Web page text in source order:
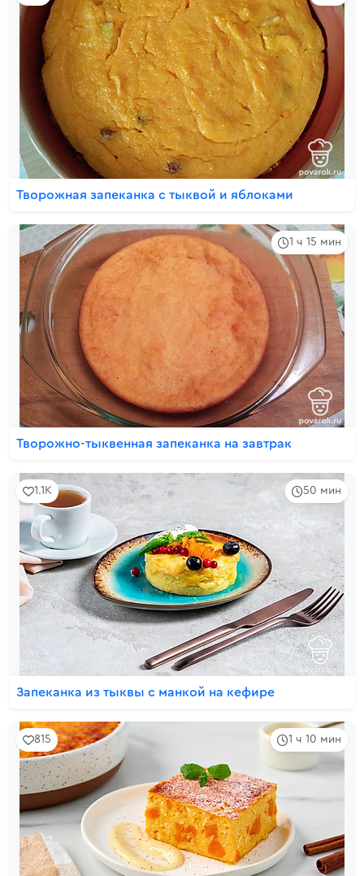
Творожная запеканка с тыквой и яблоками
1 ч 15 мин
Творожно-тыквенная запеканка на завтрак
50 мин
1.1K
Запеканка из тыквы с манкой на кефире
1 ч 10 мин
815